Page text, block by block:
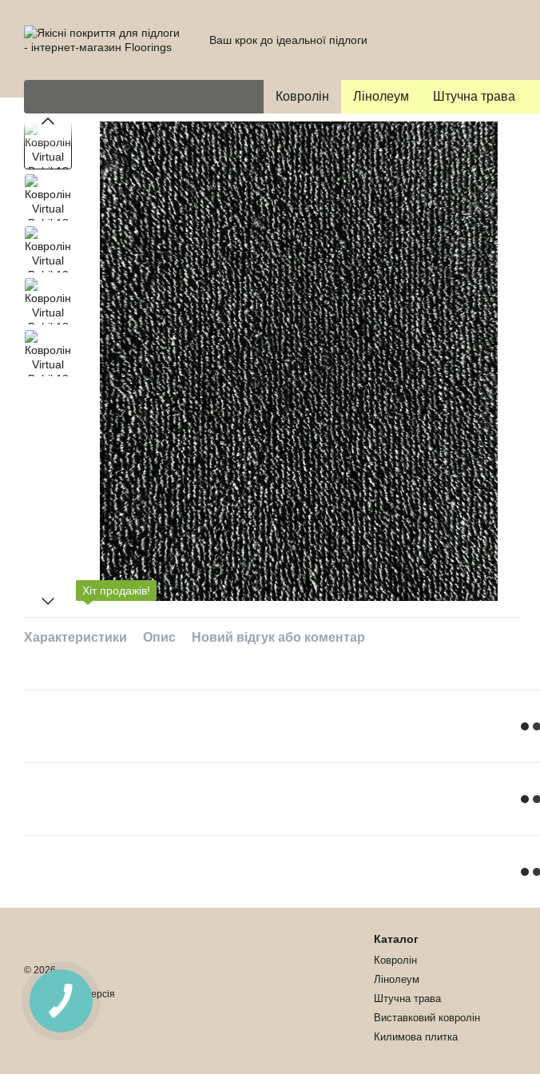
Ваш крок до ідеальної підлоги
Ковролін Лінолеум Штучна трава
Хіт продажів!
Характеристики Опис Новий відгук або коментар
© 2026
Мобільна версія
Каталог
Ковролін
Лінолеум
Штучна трава
Виставковий ковролін
Килимова плитка